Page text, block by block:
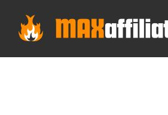
content